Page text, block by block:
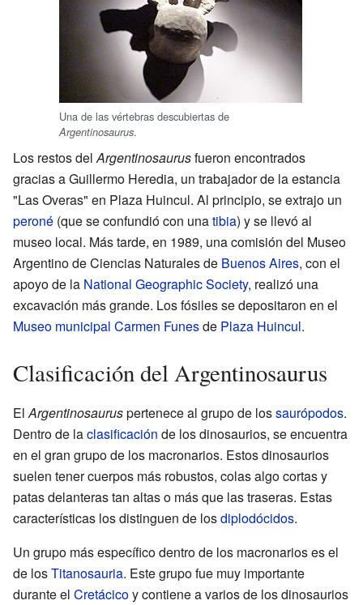
Una de las vértebras descubiertas de
Argentinosaurus.
Los restos delArgentinosaurusfueron encontrados
gracias a Guillermo Heredia, un trabajador de la estancia
"Las Overas" en Plaza Huincul. Al principio, se extrajo un
peroné (que se confundió con unatibia) y se llevó al
museo local. Más tarde, en 1989, una comisión del Museo
Argentino de Ciencias Naturales de Buenos Aires, con el
apoyo de la National Geographic Society, realizó una
excavación más grande. Los fósiles se depositaron en el
Museo municipal Carmen Funesde Plaza Huincul.
Clasificación del Argentinosaurus
ElArgentinosauruspertenece al grupo de lossaurópodos.
Dentro de laclasificación de los dinosaurios, se encuentra
en el gran grupo de los macronarios. Estos dinosaurios
suelen tener cuerpos más robustos, colas algo cortas y
patas delanteras tan altas o más que las traseras. Estas
características los distinguen de losdiplodócidos.
Un grupo más específico dentro de los macronarios es el
de losTitanosauria. Este grupo fue muy importante
durante el Cretácicoy contiene a varios de los dinosaurios